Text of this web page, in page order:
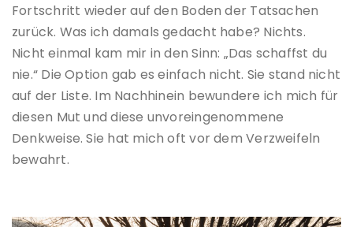
Fortschritt wieder auf den Boden der Tatsachen
zurück. Was ich damals gedacht habe? Nichts.
Nicht einmal kam mir in den Sinn: „Das schaffst du
nie.“ Die Option gab es einfach nicht. Sie stand nicht
auf der Liste. Im Nachhinein bewundere ich mich für
diesen Mut und diese unvoreingenommene
Denkweise. Sie hat mich oft vor dem Verzweifeln
bewahrt.